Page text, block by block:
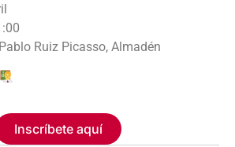
Ruiz Picasso, Almadén
Inscríbete aquí